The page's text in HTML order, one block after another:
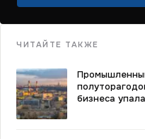
ЧИТАЙТЕ ТАКЖЕ
бизнеса